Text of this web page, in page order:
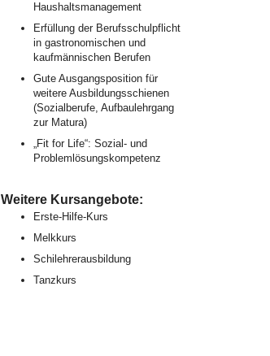
Haushaltsmanagement
Erfüllung der Berufsschulpflicht
in gastronomischen und
kaufmännischen Berufen
Gute Ausgangsposition für
weitere Ausbildungsschienen
(Sozialberufe, Aufbaulehrgang
zur Matura)
„Fit for Life“: Sozial- und
Problemlösungskompetenz
Weitere Kursangebote:
Erste-Hilfe-Kurs
Melkkurs
Schilehrerausbildung
Tanzkurs